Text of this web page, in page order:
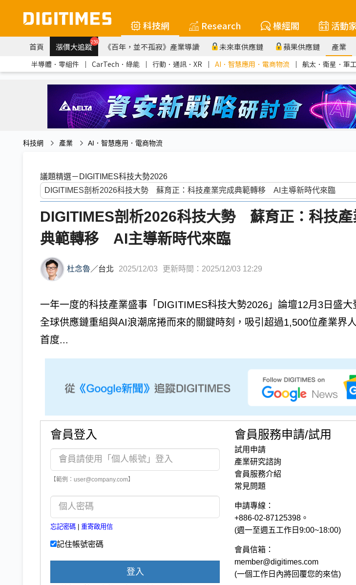
科技網 Research 椽經閣 活動
首頁 漲價大追蹤259 《百年，並不孤寂》產業導讀 未來車供應鏈 蘋果供應鏈 產業
半導體．零組件 ｜ CarTech．綠能 ｜ 行動．通訊．XR ｜ AI．智慧應用．電商物流 ｜ 航太．衛星．軍工
科技網 產業 AI．智慧應用．電商物流
議題精選－DIGITIMES科技大勢2026
DIGITIMES剖析2026科技大勢 蘇育正：科技產
典範轉移 AI主導新時代來臨
杜念魯／台北 2025/12/03 更新時間：2025/12/03 12:29
一年一度的科技產業盛事「DIGITIMES科技大勢2026」論壇12月3日盛大
全球供應鏈重組與AI浪潮席捲而來的關鍵時刻，吸引超過1,500位產業界
首度...
會員登入
【範例：user@company.com】
忘記密碼 重寄啟用信
記住帳號密碼
登入
會員服務申請/試用
試用申請
產業研究諮詢
會員服務介紹
常見問題
申請專線：
+886-02-87125398。
(週一至週五工作日9:00~18:00)
會員信箱：
member@digitimes.com
(一個工作日內將回覆您的來信)